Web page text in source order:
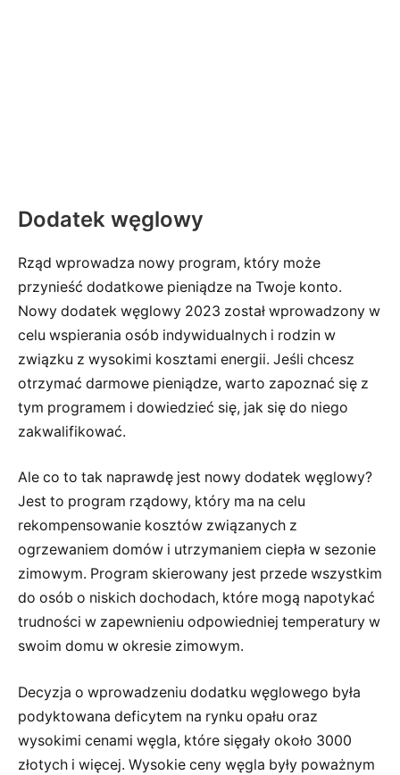
Dodatek węglowy
Rząd wprowadza nowy program, który może
przynieść dodatkowe pieniądze na Twoje konto.
Nowy dodatek węglowy 2023 został wprowadzony w
celu wspierania osób indywidualnych i rodzin w
związku z wysokimi kosztami energii. Jeśli chcesz
otrzymać darmowe pieniądze, warto zapoznać się z
tym programem i dowiedzieć się, jak się do niego
zakwalifikować.
Ale co to tak naprawdę jest nowy dodatek węglowy?
Jest to program rządowy, który ma na celu
rekompensowanie kosztów związanych z
ogrzewaniem domów i utrzymaniem ciepła w sezonie
zimowym. Program skierowany jest przede wszystkim
do osób o niskich dochodach, które mogą napotykać
trudności w zapewnieniu odpowiedniej temperatury w
swoim domu w okresie zimowym.
Decyzja o wprowadzeniu dodatku węglowego była
podyktowana deficytem na rynku opału oraz
wysokimi cenami węgla, które sięgały około 3000
złotych i więcej. Wysokie ceny węgla były poważnym